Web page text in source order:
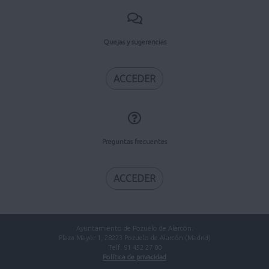
Quejas y sugerencias
ACCEDER
Preguntas frecuentes
ACCEDER
Ayuntamiento de Pozuelo de Alarcón.
Plaza Mayor 1, 28223 Pozuelo de Alarcón (Madrid)
Telf. 91 452 27 00
Política de privacidad